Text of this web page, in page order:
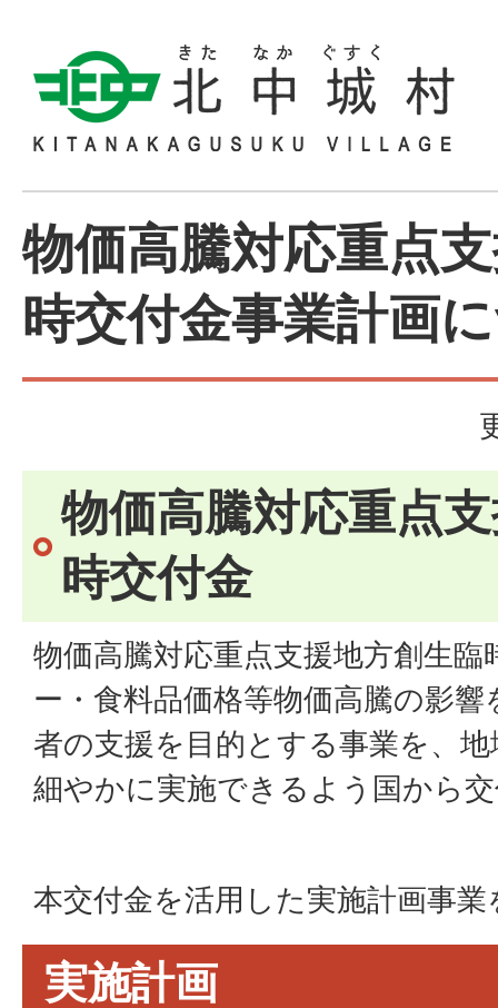
物価高騰対応重点
時交付金事業計画
物価高騰対応重点
時交付金
物価高騰対応重点支援地方創生
ー・食料品価格等物価高騰の影
者の支援を目的とする事業を、
細やかに実施できるよう国から
本交付金を活用した実施計画事
実施計画